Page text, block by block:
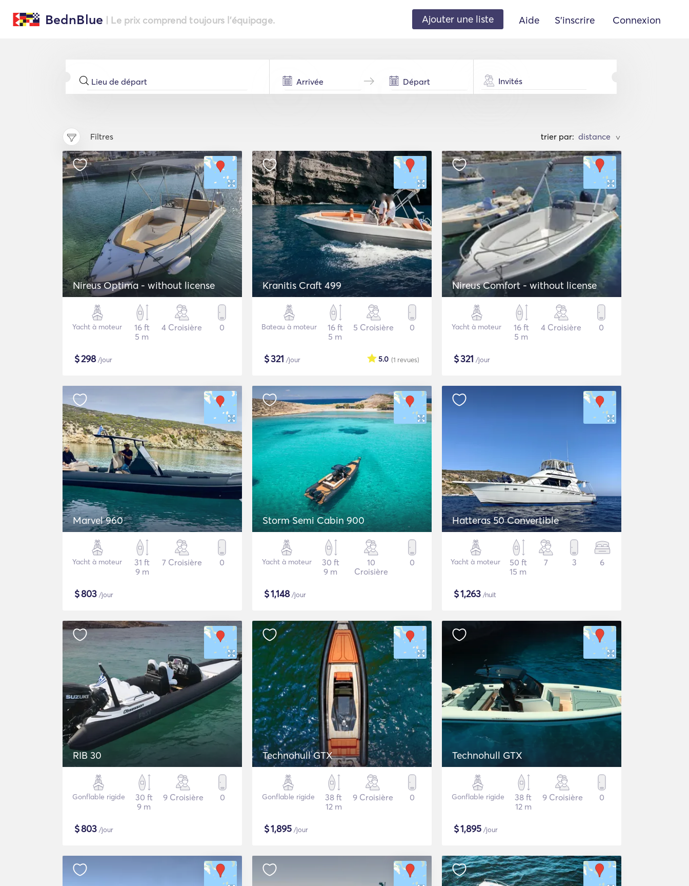
BednBlue | Le prix comprend toujours l'équipage. Ajouter une liste Aide S'inscrire Connexion
Invités
Filtres trier par: >
Nireus Optima - without license
Yacht à moteur
16 ft
5 m
4 Croisière 0
$298/jour
Kranitis Craft 499
Bateau à moteur
16 ft
5 m
5 Croisière 0
$321 /jour (1 revues)
5.0
Nireus Comfort - without license
Yacht à moteur
16 ft
5 m
4 Croisière 0
$321 /jour
Marvel 960
Yacht à moteur
31 ft
9 m
7 Croisière 0
$803 /jour
Storm Semi Cabin 900
Yacht à moteur
30 ft
9 m
10
Croisière
0
$1,148/jour
Hatteras 50 Convertible
Yacht à moteur
50 ft
15 m
7 3 6
$1,263 /nuit
RIB 30
Gonflable rigide
30 ft
9 m
9 Croisière 0
$803 /jour
Technohull GTX
Gonflable rigide
38 ft
12 m
9 Croisière 0
$1,895 /jour
Technohull GTX
Gonflable rigide
38 ft
12 m
9 Croisière 0
$1,895 /jour